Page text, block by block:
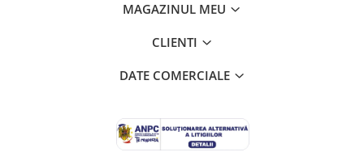
MAGAZINUL MEU
CLIENTI
DATE COMERCIALE